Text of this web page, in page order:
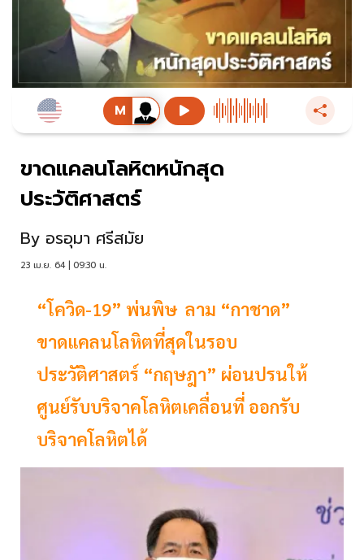
ขาดแคลนโลหิตหนักสุด
ประวัติศาสตร์
By อรอุมา ศรีสมัย
23 เม.ย. 64 | 09:30 น.
​​​​​​​“โควิด-19” พ่นพิษ ลาม “กาชาด”
ขาดแคลนโลหิตที่สุดในรอบ
ประวัติศาสตร์ “กฤษฎา” ผ่อนปรนให้
ศูนย์รับบริจาคโลหิตเคลื่อนที่ ออกรับ
บริจาคโลหิตได้